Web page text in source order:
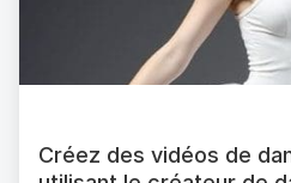
Créez des vidéos de